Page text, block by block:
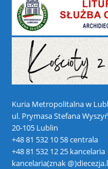
Kuria Metropolitalna w
ul. Prymasa Stefana
20-105 Lublin
+48 81 532 10 58 centrala
+48 81 532 12 25 kancelaria
kancelaria(znak